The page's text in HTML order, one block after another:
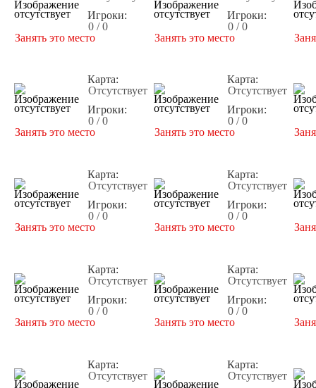
Игроки:
0 / 0
Занять это место
Игроки:
0 / 0
Занять это место
Карта:
Отсутствует
Игроки:
0 / 0
Занять это место
Карта:
Отсутствует
Игроки:
0 / 0
Занять это место
Карта:
Отсутствует
Игроки:
0 / 0
Занять это место
Карта:
Отсутствует
Игроки:
0 / 0
Занять это место
Карта:
Отсутствует
Игроки:
0 / 0
Занять это место
Карта:
Отсутствует
Игроки:
0 / 0
Занять это место
Карта:
Отсутствует
Карта:
Отсутствует